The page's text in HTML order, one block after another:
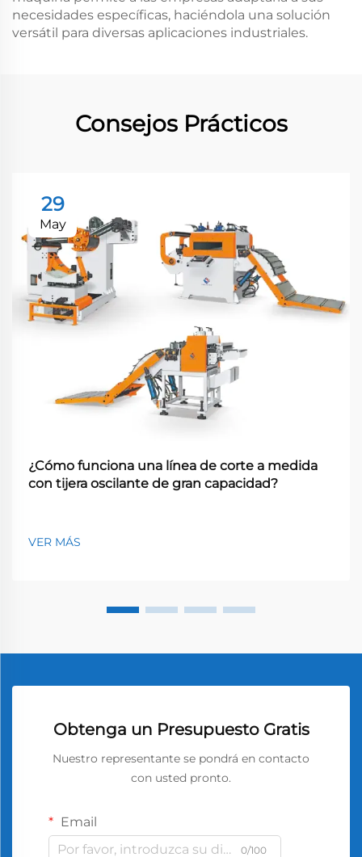
necesidades específicas, haciéndola una solución
versátil para diversas aplicaciones industriales.
Consejos Prácticos
29
May
¿Cómo funciona una línea de corte a medida
con tijera oscilante de gran capacidad?
VER MÁS
Obtenga un Presupuesto Gratis
Nuestro representante se pondrá en contacto
con usted pronto.
Email
0/100